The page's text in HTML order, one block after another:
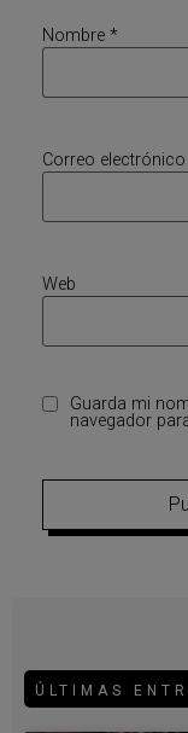
Nombre *
Correo electrónico
Web
Guarda mi
navegador
ÚLTIMAS